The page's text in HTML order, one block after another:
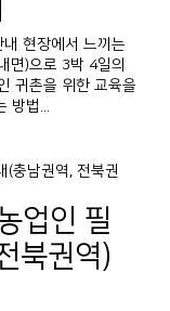
현장에서 느끼는
면)으로 3박 4일의
귀촌을 위한 교육을
법...
업인 필
북권역)